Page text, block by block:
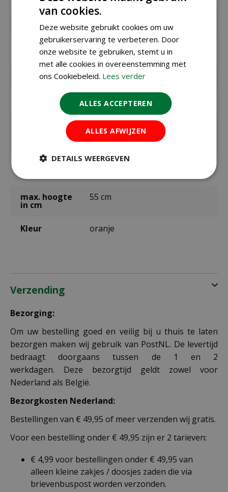
EAN code 8712438975653
leverancier
325100
Merk Jub
11/+
september t/m december
Bloeitijd / april t/m mei
max. hoogte
in cm
55 cm
Kleur oranje
Verzending
Bezorging:
Om uw bestelling goed en veilig bij u thuis te laten
bezorgen maken wij gebruik van PostNL. De levertijd
bedraagt doorgaans tussen de 1 en 2
werkdagen. Deze bezorgtijd geldt zowel voor
Nederland als België.
Bezorgkosten Nederland:
Bestellingen van € 49,95 of meer verzenden wij gratis.
Voor een bestelling onder € 49,95 zijn er 2 tarieven:
€ 4,99 voor bestellingen onder € 49,95 van
alleen kleine zakjes / doosjes zaden die via
brievenbuspost worden verzonden.
van cookies.
Deze website gebruikt cookies om uw
gebruikerservaring te verbeteren. Door
onze website te gebruiken, stemt u in
met alle cookies in overeenstemming met
ons Cookiebeleid. Lees verder
ALLES ACCEPTEREN
ALLES AFWIJZEN
DETAILS WEERGEVEN